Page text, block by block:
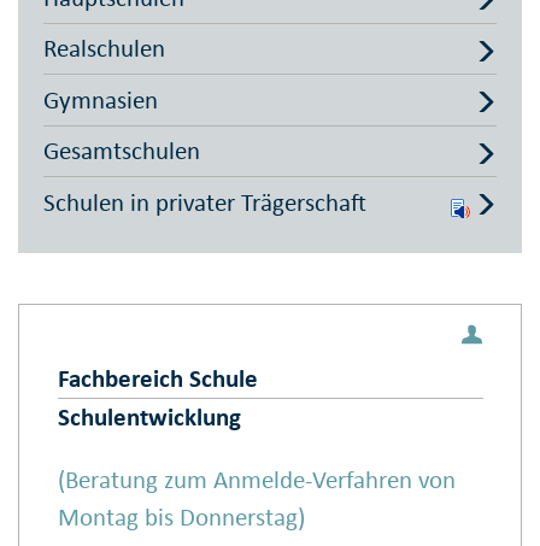
Realschulen
Gymnasien
Gesamtschulen
Schulen in privater Trägerschaft
Fachbereich Schule
Schulentwicklung
(Beratung zum Anmelde-Verfahren von
Montag bis Donnerstag)